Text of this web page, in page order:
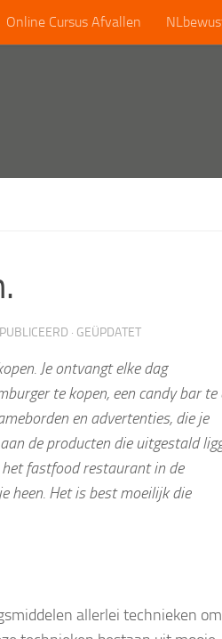
Online Cursus Afvallen
· GEÜPDATET
Je ontvangt elke dag
te kopen, een candy bar te
en advertenties, die je
de producten die uitgestald
fastfood restaurant in de
heen. Het is best moeilijk die
allerlei technieken